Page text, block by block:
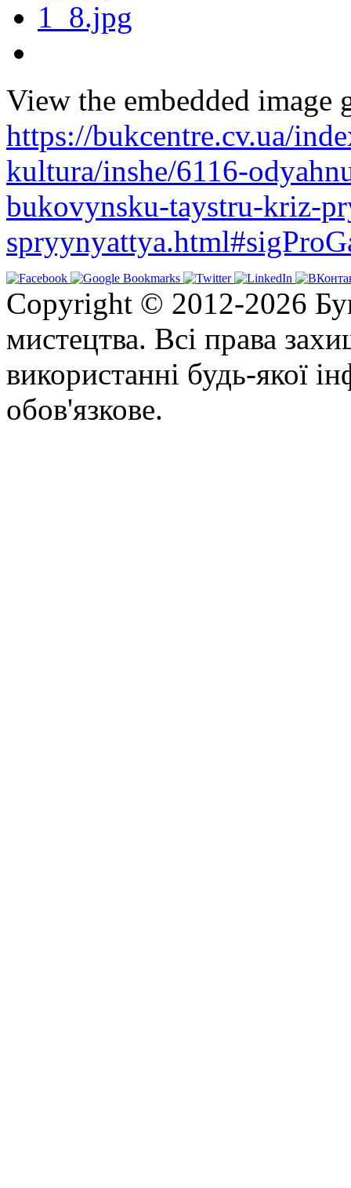
View the embedded image
https://bukcentre.cv.ua/
kultura/inshe/6116-
bukovynsku-taystru-kriz-
Copyright © 2012-2026
мистецтва. Всі права
використанні будь-якої
обов'язкове.